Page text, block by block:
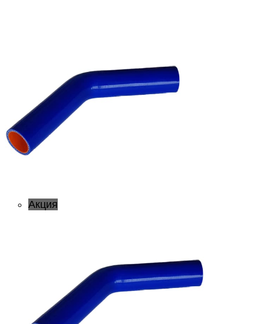
Акция